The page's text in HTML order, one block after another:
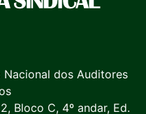
Nacional dos Auditores
Bloco C, 4º andar, Ed.